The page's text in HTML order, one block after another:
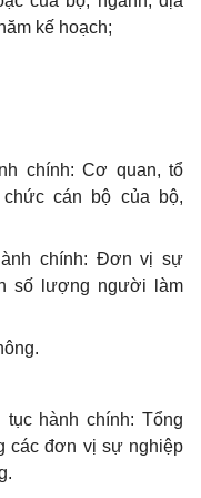
kế hoạch;
chính: Cơ quan, tổ
cán bộ của bộ,
chính: Đơn vị sự
số lượng người làm
hành chính: Tổng
các đơn vị sự nghiệp